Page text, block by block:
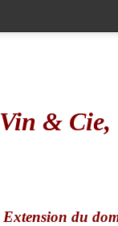
Vin & Cie,
Extension du